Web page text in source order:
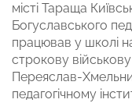
місті Тараща
Богуславського
працював у школі
строкову
Переяслав-
педагогічному